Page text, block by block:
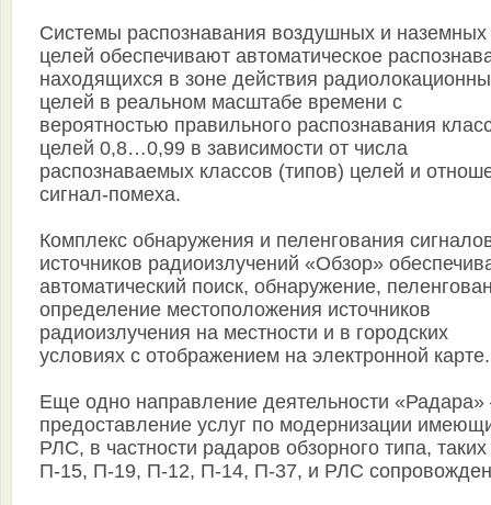
Системы распознавания воздушных и наземных
целей обеспечивают автоматическое
находящихся в зоне действия
целей в реальном масштабе времени с
вероятностью правильного распознавания
целей 0,8…0,99 в зависимости от числа
распознаваемых классов (типов) целей и
сигнал-помеха.
Комплекс обнаружения и пеленгования
источников радиоизлучений «Обзор»
автоматический поиск, обнаружение,
определение местоположения источников
радиоизлучения на местности и в городских
условиях с отображением на электронной карте.
Еще одно направление деятельности
предоставление услуг по модернизации
РЛС, в частности радаров обзорного типа, таких
П-15, П-19, П-12, П-14, П-37, и РЛС